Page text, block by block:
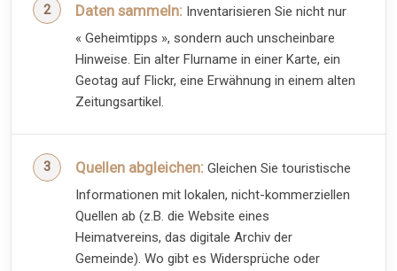
Daten sammeln: Inventarisieren Sie nicht nur
« Geheimtipps », sondern auch unscheinbare
Hinweise. Ein alter Flurname in einer Karte, ein
Geotag auf Flickr, eine Erwähnung in einem alten
Zeitungsartikel.
Quellen abgleichen: Gleichen Sie touristische
Informationen mit lokalen, nicht-kommerziellen
Quellen ab (z.B. die Website eines
Heimatvereins, das digitale Archiv der
Gemeinde). Wo gibt es Widersprüche oder